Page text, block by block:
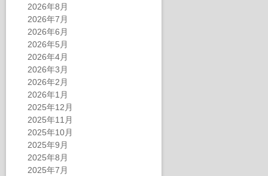
2026年8月
2026年7月
2026年6月
2026年5月
2026年4月
2026年3月
2026年2月
2026年1月
2025年12月
2025年11月
2025年10月
2025年9月
2025年8月
2025年7月